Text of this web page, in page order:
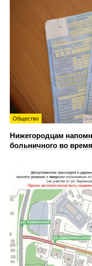
Общество
Нижегородцам
больничного во